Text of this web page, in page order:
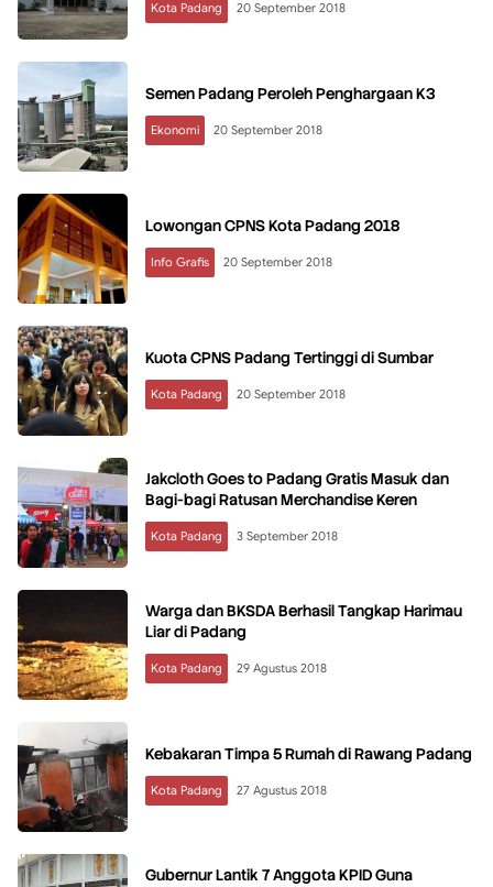
Kota Padang 20 September 2018
Semen Padang Peroleh Penghargaan K3
Ekonomi 20 September 2018
Lowongan CPNS Kota Padang 2018
Info Grafis 20 September 2018
Kuota CPNS Padang Tertinggi di Sumbar
Kota Padang 20 September 2018
Jakcloth Goes to Padang Gratis Masuk dan
Bagi-bagi Ratusan Merchandise Keren
Kota Padang 3 September 2018
Warga dan BKSDA Berhasil Tangkap Harimau
Liar di Padang
Kota Padang 29 Agustus 2018
Kebakaran Timpa 5 Rumah di Rawang Padang
Kota Padang 27 Agustus 2018
Gubernur Lantik 7 Anggota KPID Guna